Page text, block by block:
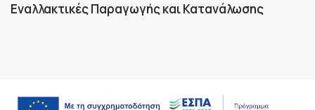
Εναλλακτικές Παραγωγής και Κατανάλωσης